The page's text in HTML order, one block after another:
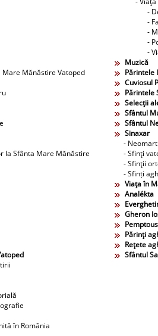
-
-
-
-
-
Mare Mănăstire Vatoped
la Sfânta Mare Mănăstire
Muzică
Părintele
Cuviosul
Părintele
Selecţii
Sfântul
Sfântul
Sinaxar
-
- Sfinţi
- Sfinţii
- Sfinți
Viaţa în
Analékta
Gheron
Părinţi
Reţete
în România
Sfântul